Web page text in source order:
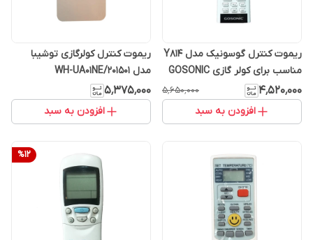
ریموت کنترل گوسونیک مدل Y814
مناسب برای کولر گازی GOSONIC
۴٬۵۲۰٬۰۰۰ ۵٬۶۵۰٬۰۰۰
افزودن به سبد
ریموت کنترل کولرگازی توشیبا
مدل WH-UA01NE/201501
۵٬۳۷۵٬۰۰۰
افزودن به سبد
%12